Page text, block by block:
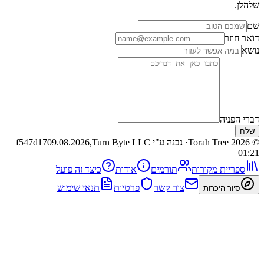
· נבנה ע"י Turn Byte LLC f547d1709.08.2026,
מקורות תורמים אודות כיצד זה פועל
היכרות צור קשר פרטיות תנאי שימוש